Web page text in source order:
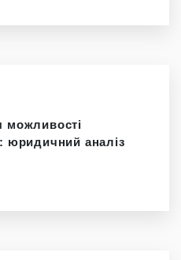
можливості
юридичний аналіз